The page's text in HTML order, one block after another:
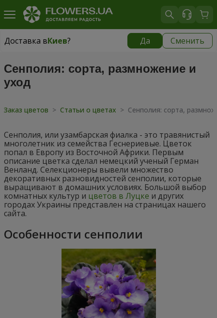
Доставка вКиев? Да Сменить
Доставка вКиев
Сенполия: сорта, размножение и
уход
Заказ цветов > Статьи о цветах > Сенполия: сорта,
Сенполия, или узамбарская фиалка - это травянистый
многолетник из семейства Геснериевые. Цветок
попал в Европу из Восточной Африки. Первым
описание цветка сделал немецкий ученый Герман
Венланд. Селекционеры вывели множество
декоративных разновидностей сенполии, которые
выращивают в домашних условиях. Большой выбор
комнатных культур и цветов в Луцке и других
городах Украины представлен на страницах нашего
сайта.
Особенности сенполии